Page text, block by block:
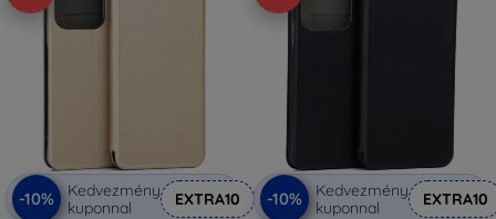
-10%
Kedvezmény
kuponnal
EXTRA10 -10%
Kedvezmény
kuponnal
EXTRA10